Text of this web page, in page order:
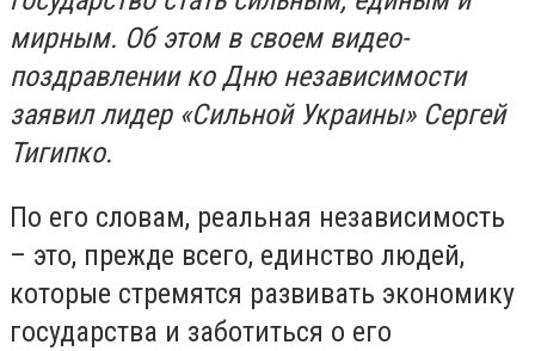
мирным. Об этом в своем видео-
поздравлении ко Дню независимости
заявил лидер «Сильной Украины» Сергей
Тигипко.
По его словам, реальная независимость
– это, прежде всего, единство людей,
которые стремятся развивать экономику
государства и заботиться о его